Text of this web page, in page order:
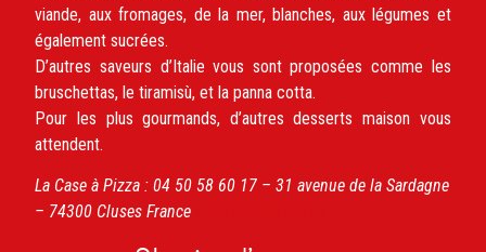
viande, aux fromages, de la mer, blanches, aux légumes et
également sucrées.
D’autres saveurs d’Italie vous sont proposées comme les
bruschettas, le tiramisù, et la panna cotta.
Pour les plus gourmands, d’autres desserts maison vous
attendent.
La Case à Pizza :04 50 58 60 17 –31 avenue de la Sardagne
– 74300 Cluses France